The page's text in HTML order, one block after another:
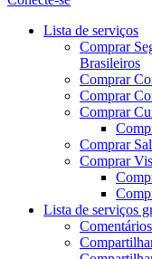
Menu
Lista de serviços
Comprar
Brasileiros
Comprar
Comprar
Comprar
Comprar
Comprar
Lista de serviços